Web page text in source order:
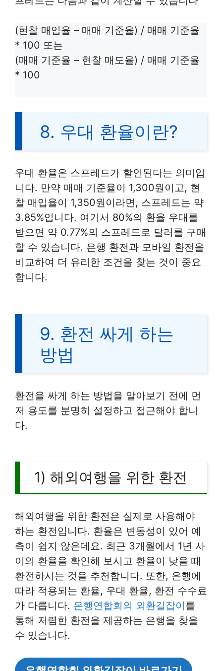
(현찰 매입율 – 매매 기준율) / 매매 기준율
* 100 또는
(매매 기준율 – 현찰 매도율) / 매매 기준율
* 100
8. 우대 환율이란?
우대 환율은 스프레드가 할인된다는 의미입
니다. 만약 매매 기준율이 1,300원이고, 현
찰 매입율이 1,350원이라면, 스프레드는 약
3.85%입니다. 여기서 80%의 환율 우대를
받으면 약 0.77%의 스프레드로 달러를 구매
할 수 있습니다. 은행 환전과 모바일 환전을
비교하여 더 유리한 조건을 찾는 것이 중요
합니다.
9. 환전 싸게 하는
방법
환전을 싸게 하는 방법을 알아보기 전에 먼
저 용도를 분명히 설정하고 접근해야 합니
다.
1) 해외여행을 위한 환전
해외여행을 위한 환전은 실제로 사용해야
하는 환전입니다. 환율은 변동성이 있어 예
측이 쉽지 않은데요. 최근 3개월에서 1년 사
이의 환율을 확인해 보시고 환율이 낮을 때
환전하시는 것을 추천합니다. 또한, 은행에
따라 적용되는 환율, 우대 환율, 환전 수수료
가 다릅니다. 은행연합회의 외환길잡이를
통해 저렴한 환전을 제공하는 은행을 찾을
수 있습니다.